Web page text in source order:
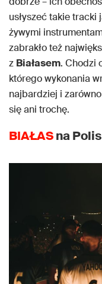
usłyszeć takie tracki
żywymi
zabrakło też
z Białasem. Chodzi
którego wykonania
najbardziej i
się ani trochę.
BIAŁASna